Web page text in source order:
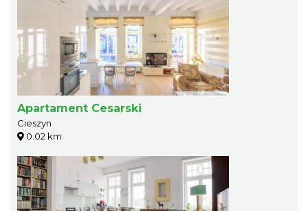
Apartament Cesarski
Cieszyn
0.02 km